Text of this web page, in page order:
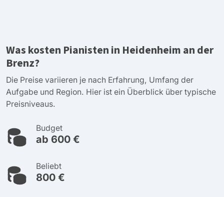
Was kosten Pianisten in Heidenheim an der
Brenz?
Die Preise variieren je nach Erfahrung, Umfang der
Aufgabe und Region. Hier ist ein Überblick über typische
Preisniveaus.
Budget
ab 600 €
Beliebt
800 €